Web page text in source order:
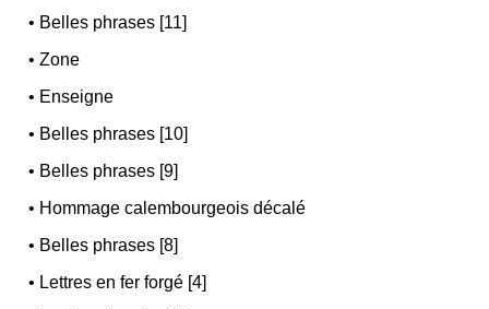
• Belles phrases [11]
•Zone
• Enseigne
• Belles phrases [10]
• Belles phrases [9]
• Hommage calembourgeois décalé
• Belles phrases [8]
• Lettres en fer forgé [4]